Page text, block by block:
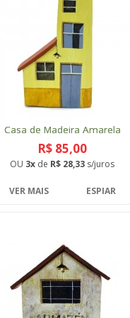
Casa de Madeira Amarela
R$ 85,00
OU 3x de R$ 28,33 s/juros
VER MAIS ESPIAR